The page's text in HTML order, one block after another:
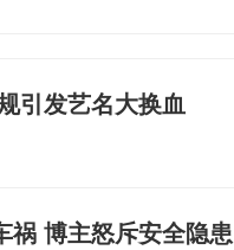
引发艺名大换血
祸 博主怒斥安全隐患